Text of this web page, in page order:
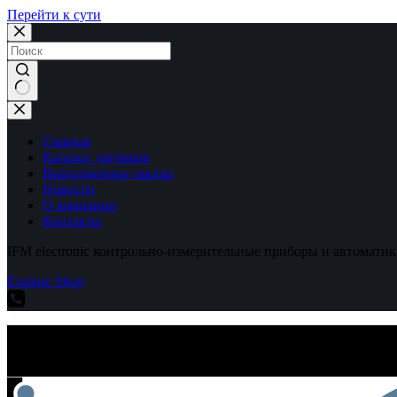
Перейти к сути
Ничего
не
найденоГлавная
Каталог датчиков
Выполненные заказы
Новости
О компании
Контакты
IFM electronic контрольно-измерительные приборы и
Explore Shop